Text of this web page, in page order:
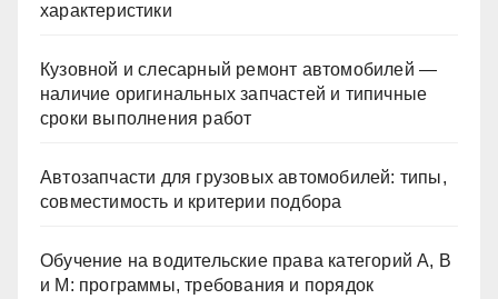
характеристики
Кузовной и слесарный ремонт автомобилей —
наличие оригинальных запчастей и типичные
сроки выполнения работ
Автозапчасти для грузовых автомобилей: типы,
совместимость и критерии подбора
Обучение на водительские права категорий A, B
и M: программы, требования и порядок